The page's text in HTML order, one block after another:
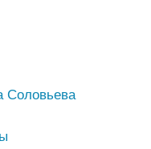
Соловьева